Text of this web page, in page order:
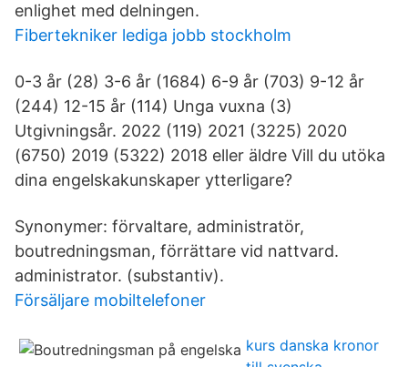
enlighet med delningen.
Fibertekniker lediga jobb stockholm
0-3 år (28) 3-6 år (1684) 6-9 år (703) 9-12 år
(244) 12-15 år (114) Unga vuxna (3)
Utgivningsår. 2022 (119) 2021 (3225) 2020
(6750) 2019 (5322) 2018 eller äldre Vill du utöka
dina engelskakunskaper ytterligare?
Synonymer: förvaltare, administratör,
boutredningsman, förrättare vid nattvard.
administrator. (substantiv).
Försäljare mobiltelefoner
kurs danska kronor